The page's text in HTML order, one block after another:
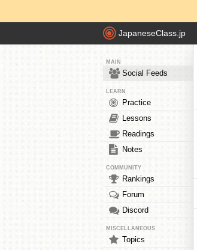
JapaneseClass.jp
MAIN
Social Feeds
LEARN
Practice
Lessons
Readings
Notes
COMMUNITY
Rankings
Forum
Discord
MISCELLANEOUS
Topics